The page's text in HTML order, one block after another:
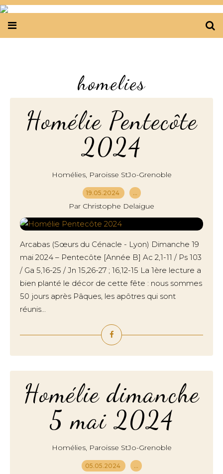
homelies
Homélie Pentecôte
2024
Homélies, Paroisse StJo-Grenoble
19.05.2024 …
Par Christophe Delaigue
Arcabas (Sœurs du Cénacle - Lyon) Dimanche 19
mai 2024 – Pentecôte [Année B] Ac 2,1-11 / Ps 103
/ Ga 5,16-25 / Jn 15,26-27 ; 16,12-15 La 1ère lecture a
bien planté le décor de cette fête : nous sommes
50 jours après Pâques, les apôtres qui sont
réunis...
Homélie dimanche
5 mai 2024
Homélies, Paroisse StJo-Grenoble
05.05.2024 …